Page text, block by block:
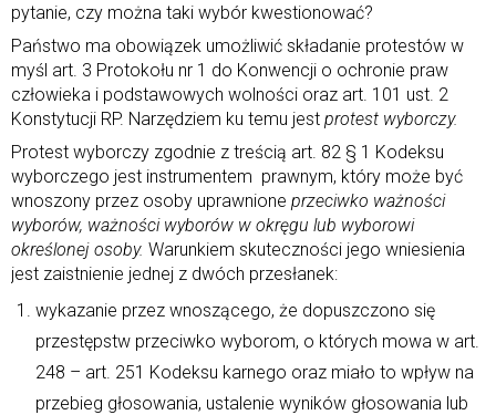
pytanie, czy można taki wybór kwestionować?
Państwo ma obowiązek umożliwić składanie protestów w
myśl art. 3 Protokołu nr 1 do Konwencji o ochronie praw
człowieka i podstawowych wolności oraz art. 101 ust. 2
Konstytucji RP. Narzędziem ku temu jest protest wyborczy.
Protest wyborczy zgodnie z treścią art. 82 § 1 Kodeksu
wyborczego jest instrumentem prawnym, który może być
wnoszony przez osoby uprawnione przeciwko ważności
wyborów, ważności wyborów w okręgu lub wyborowi
określonej osoby. Warunkiem skuteczności jego wniesienia
jest zaistnienie jednej z dwóch przesłanek:
wykazanie przez wnoszącego, że dopuszczono się
przestępstw przeciwko wyborom, o których mowa w art.
248 – art. 251 Kodeksu karnego oraz miało to wpływ na
przebieg głosowania, ustalenie wyników głosowania lub